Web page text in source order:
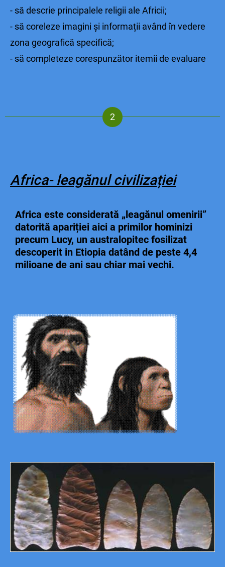
- să descrie principalele religii ale Africii;
- să coreleze imagini și informații având în vedere
zona geografică specifică;
- să completeze corespunzător itemii de evaluare
Africa- leagănul civilizației
Africa este considerată „leagănul omenirii”
datorită apariției aici a primilor hominizi
precum Lucy, un australopitec fosilizat
descoperit in Etiopia datând de peste 4,4
milioane de ani sau chiar mai vechi.